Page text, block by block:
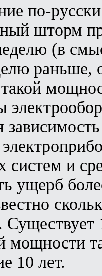
по-
шторм
(в
раньше,
и
ущерб
мощности
10 лет.